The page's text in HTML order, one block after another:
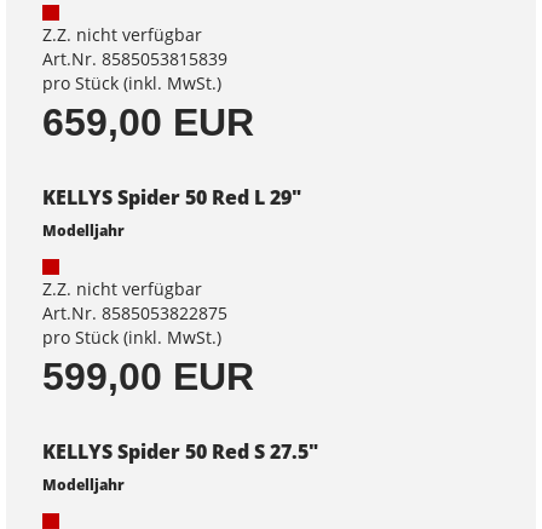
Z.Z. nicht verfügbar
Art.Nr. 8585053815839
pro Stück (inkl. MwSt.)
659,00 EUR
KELLYS Spider 50 Red L 29"
Modelljahr
Z.Z. nicht verfügbar
Art.Nr. 8585053822875
pro Stück (inkl. MwSt.)
599,00 EUR
KELLYS Spider 50 Red S 27.5"
Modelljahr